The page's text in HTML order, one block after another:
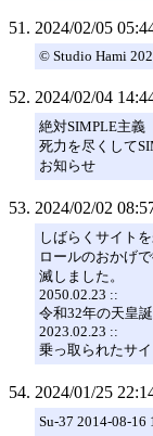
2024/02/05
© Studio Hami
2024/02/04
絶対SIMPLE主義
死力を尽くして
お知らせ
2024/02/02
しばらくサイト
ロールのおかげ
滅しました。
2050.02.23 ::
令和32年の天皇
2023.02.23 ::
乗っ取られたサ
2024/01/25
Su-37 2014-08-